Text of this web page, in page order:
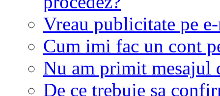
Vreau publicitate pe
Cum imi fac un cont
Nu am primit mesajul
De ce trebuie sa